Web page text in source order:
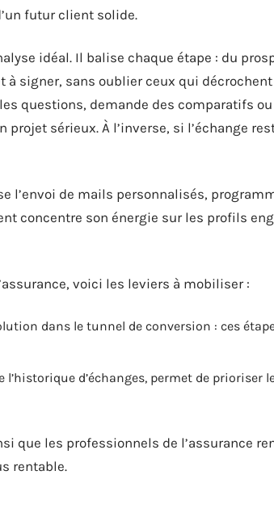
futur client solide.
idéal. Il balise chaque étape : du
signer, sans oublier ceux qui
questions, demande des comparatifs
projet sérieux. À l’inverse, si l’échange
l’envoi de mails personnalisés,
concentre son énergie sur les profils
voici les leviers à mobiliser :
dans le tunnel de conversion : ces
l’historique d’échanges, permet de prioriser
que les professionnels de l’assurance
rentable.